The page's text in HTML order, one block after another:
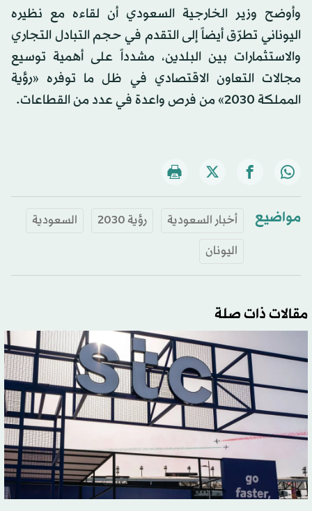
وأوضح وزير الخارجية السعودي أن لقاءه مع نظيره
اليوناني تطرّق أيضاً إلى التقدم في حجم التبادل التجاري
والاستثمارات بين البلدين، مشدداً على أهمية توسيع
مجالات التعاون الاقتصادي في ظل ما توفره «رؤية
المملكة 2030» من فرص واعدة في عدد من القطاعات.
مواضيع أخبار السعودية رؤية 2030
السعودية
اليونان
مقالات ذات صلة